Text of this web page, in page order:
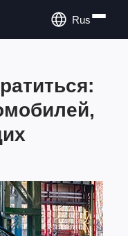
Rus